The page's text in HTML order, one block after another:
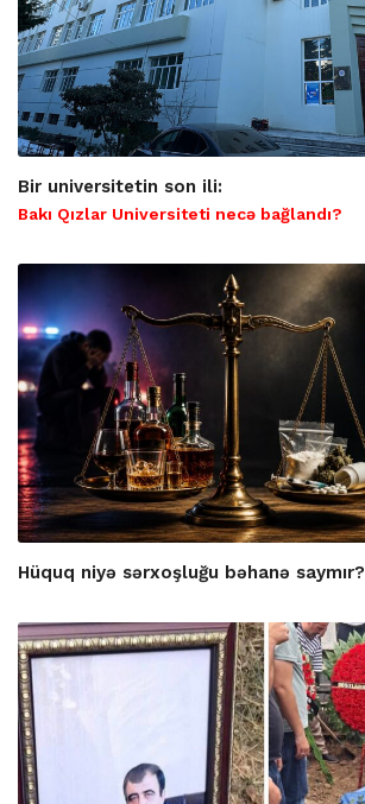
Bir universitetin son ili:
Bakı Qızlar Universiteti necə bağlandı?
Hüquq niyə sərxoşluğu bəhanə saymır?